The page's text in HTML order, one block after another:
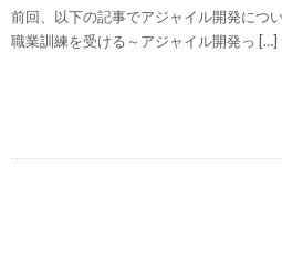
前回、以下の記事でアジャイル開発につ
職業訓練を受ける～アジャイル開発っ […]